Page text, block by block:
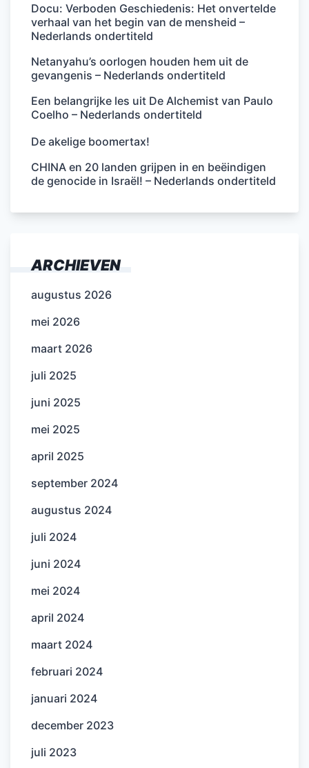
Docu: Verboden Geschiedenis: Het onvertelde
verhaal van het begin van de mensheid –
Nederlands ondertiteld
Netanyahu’s oorlogen houden hem uit de
gevangenis – Nederlands ondertiteld
Een belangrijke les uit De Alchemist van Paulo
Coelho – Nederlands ondertiteld
De akelige boomertax!
CHINA en 20 landen grijpen in en beëindigen
de genocide in Israël! – Nederlands ondertiteld
ARCHIEVEN
augustus 2026
mei 2026
maart 2026
juli 2025
juni 2025
mei 2025
april 2025
september 2024
augustus 2024
juli 2024
juni 2024
mei 2024
april 2024
maart 2024
februari 2024
januari 2024
december 2023
juli 2023